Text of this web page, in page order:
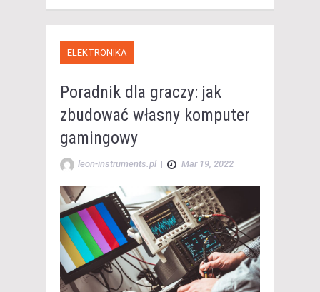
ELEKTRONIKA
Poradnik dla graczy: jak
zbudować własny komputer
gamingowy
leon-instruments.pl | Mar 19, 2022